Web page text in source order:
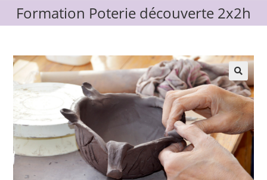
Formation Poterie découverte 2x2h